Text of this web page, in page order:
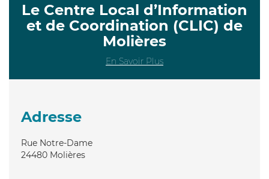
Le Centre Local d’Information
et de Coordination (CLIC) de
Molières
En Savoir Plus
Adresse
Rue Notre-Dame
24480 Molières